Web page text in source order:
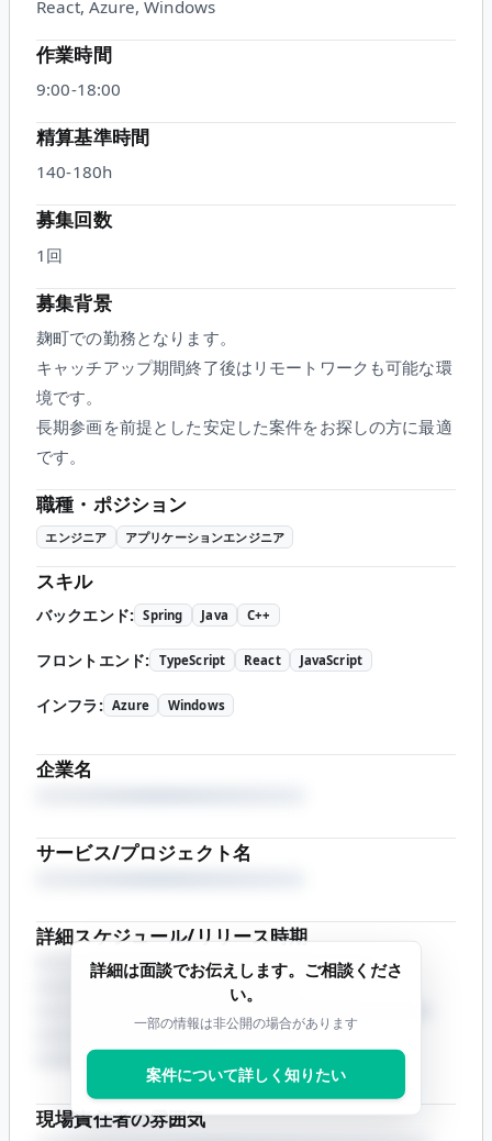
React, Azure, Windows
作業時間
9:00-18:00
精算基準時間
140-180h
募集回数
1回
募集背景
麹町での勤務となります。
キャッチアップ期間終了後はリモートワークも可能な環
境です。
長期参画を前提とした安定した案件をお探しの方に最適
です。
職種・ポジション
エンジニア アプリケーションエンジニア
スキル
バックエンド: Spring Java C++
フロントエンド: TypeScript React JavaScript
インフラ: Azure Windows
企業名
サービス/プロジェクト名
詳細スケジュール/リリース時期
現場責任者の雰囲気
詳細は面談でお伝えします。ご相談くださ
い。
一部の情報は非公開の場合があります
案件について詳しく知りたい